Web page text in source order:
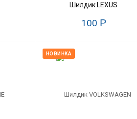
Шилдик LEXUS
100 Р
НОВИНКА